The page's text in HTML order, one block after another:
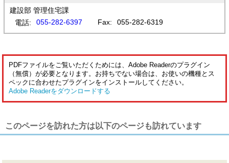
建設部 管理住宅課
電話:
055-282-6397 Fax: 055-282-6319
PDFファイルをご覧いただくためには、Adobe Readerのプラグイン
（無償）が必要となります。お持ちでない場合は、お使いの機種とス
ペックに合わせたプラグインをインストールしてください。
Adobe Readerをダウンロードする
このページを訪れた方は以下のページも訪れています